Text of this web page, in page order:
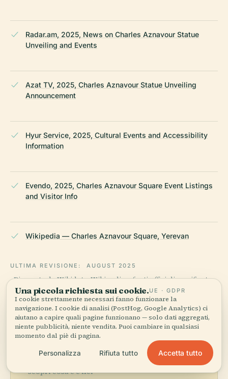
Radar.am, 2025, News on Charles Aznavour Statue
Unveiling and Events
Azat TV, 2025, Charles Aznavour Statue Unveiling
Announcement
Hyur Service, 2025, Cultural Events and Accessibility
Information
Evendo, 2025, Charles Aznavour Square Event Listings
and Visitor Info
Wikipedia — Charles Aznavour Square, Yerevan
ULTIMA REVISIONE: AUGUST 2025
Ricercato da Wikidata, Wikipedia e fonti ufficiali · verificato ·
Come creiamo le nostre guide →
Esplora la zona
Vedi Piazza Charles
scopri cosa c'è nei
Vedi mappa
Una piccola richiesta sui cookie.UE · GDPR
I cookie strettamente necessari fanno funzionare la
navigazione. I cookie di analisi (PostHog, Google Analytics) ci
aiutano a capire quali pagine funzionano — solo dati aggregati,
niente pubblicità, niente vendita. Puoi cambiare in qualsiasi
momento dal piè di pagina.
Personalizza Rifiuta tutto Accetta tutto